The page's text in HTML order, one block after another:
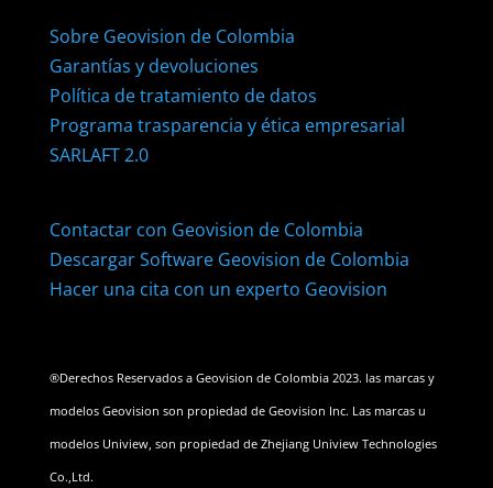
Sobre Geovision de Colombia
Garantías y devoluciones
Política de tratamiento de datos
Programa trasparencia y ética empresarial
SARLAFT 2.0
Contactar con Geovision de Colombia
Descargar Software Geovision de Colombia
Hacer una cita con un experto Geovision
®Derechos Reservados a Geovision de Colombia 2023. las marcas y
modelos Geovision son propiedad de Geovision Inc. Las marcas u
modelos Uniview, son propiedad de Zhejiang Uniview Technologies
Co.,Ltd.